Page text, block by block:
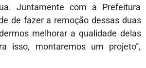
Juntamente com a Prefeitura
de fazer a remoção dessas duas
melhorar a qualidade delas
isso, montaremos um projeto”,